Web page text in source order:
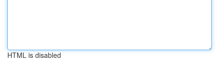
HTML is disabled